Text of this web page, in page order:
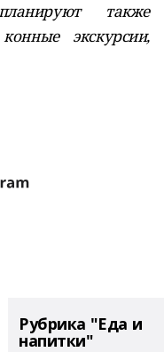
также
экскурсии,
Рубрика "Еда и
напитки"